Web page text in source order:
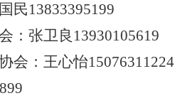
民13833395199
：张卫良 13930105619
会：王心怡15076311224